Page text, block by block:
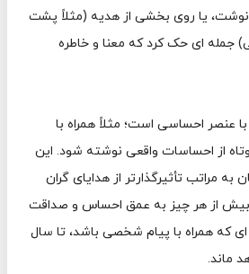
نوشت، یا روی بخشی از هدیه (مثلاً پشت
جمله ای حک کرد که معنا و خاطره
عنصر احساسی است؛ مثلاً همراه با
از احساسات واقعی نوشته شود. این
به مراتب تأثیرگذارتر از هدایای گران
بیش از هر چیز به عمق احساس و صداقت
که همراه با پیام شخصی باشد، تا سال
ماند.